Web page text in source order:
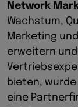
Network
Wachstum,
Marketing
erweitern
bieten, wurde
eine